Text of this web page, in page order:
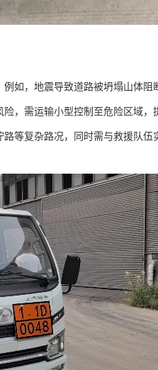
如，地震导致道路被坍塌山体
，需运输小型控制至危险区域
等复杂路况，同时需与救援队